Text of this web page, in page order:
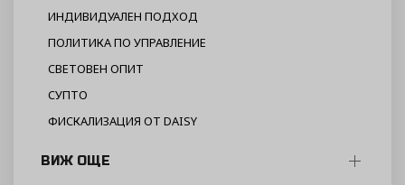
ИНДИВИДУАЛЕН ПОДХОД
ПОЛИТИКА ПО УПРАВЛЕНИЕ
СВЕТОВЕН ОПИТ
СУПТО
ФИСКАЛИЗАЦИЯ ОТ DAISY
ВИЖ ОЩЕ